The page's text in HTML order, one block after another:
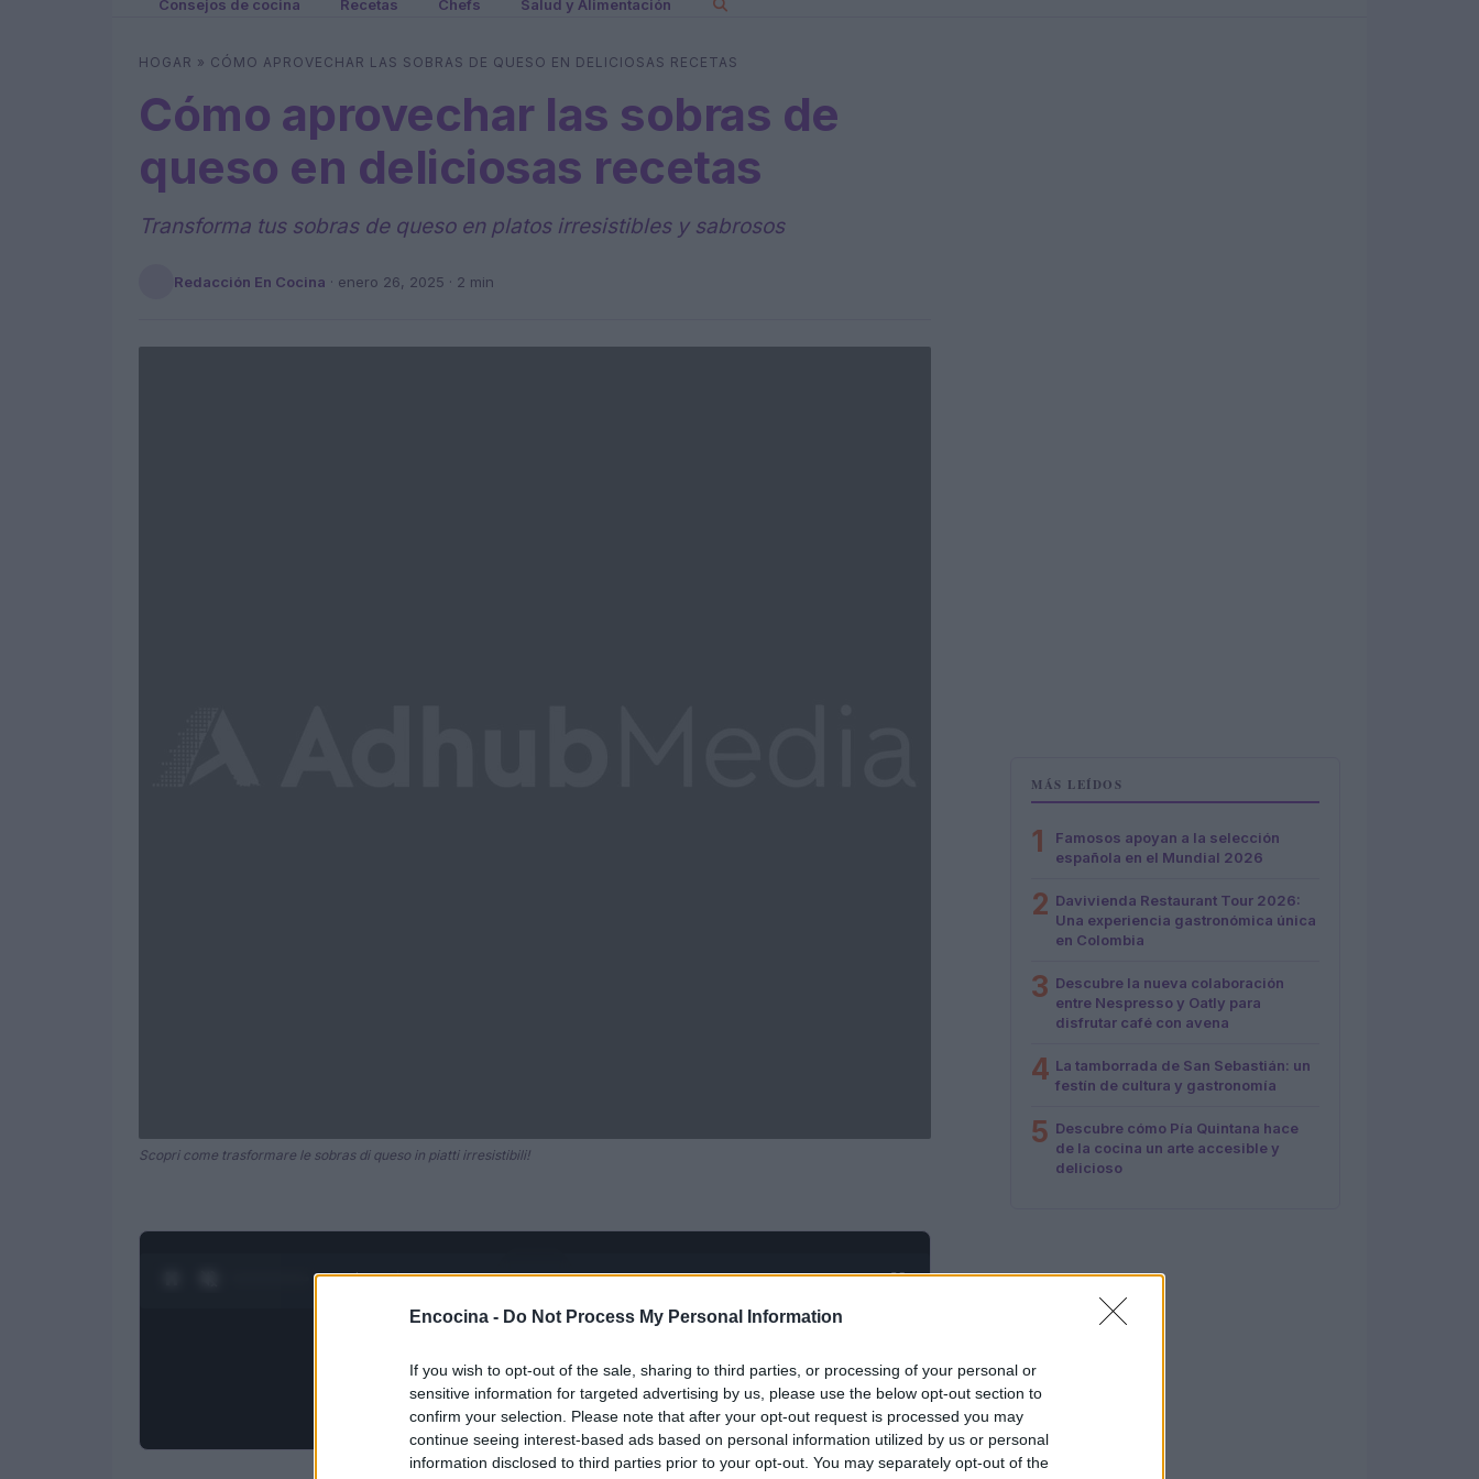
Encocina - Do Not Process My Personal Information
If you wish to opt-out of the sale, sharing to third parties, or processing of your personal or
sensitive information for targeted advertising by us, please use the below opt-out section to
confirm your selection. Please note that after your opt-out request is processed you may
continue seeing interest-based ads based on personal information utilized by us or personal
information disclosed to third parties prior to your opt-out. You may separately opt-out of the
Consejos de cocina Recetas Chefs Salud y Alimentación
HOGAR » CÓMO APROVECHAR LAS SOBRAS DE QUESO EN DELICIOSAS RECETAS
Cómo aprovechar las sobras de
queso en deliciosas recetas
Transforma tus sobras de queso en platos irresistibles y sabrosos
Redacción En Cocina · enero 26, 2025 · 2 min
Scopri come trasformare le sobras di queso in piatti irresistibili!
0:28 / 3:55 1/4 POWERED BYAdhubMedia
MÁS LEÍDOS
1
Famosos apoyan a la selección
española en el Mundial 2026
2 Davivienda Restaurant Tour 2026:
Una experiencia gastronómica única
en Colombia
3 Descubre la nueva colaboración
entre Nespresso y Oatly para
disfrutar café con avena
4 La tamborrada de San Sebastián: un
festín de cultura y gastronomía
5 Descubre cómo Pía Quintana hace
de la cocina un arte accesible y
delicioso